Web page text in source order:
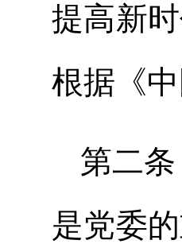
提高新
根据《
第二
是党委